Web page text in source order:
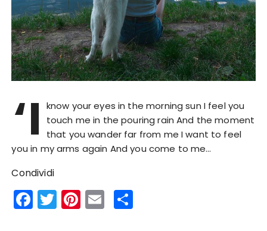
‘I
know your eyes in the morning sun I feel you
touch me in the pouring rain And the moment
that you wander far from me I want to feel
you in my arms again And you come to me…
Condividi
F
a
T
w
Pi
n
E
m